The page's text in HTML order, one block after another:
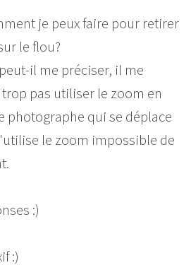
je peux faire pour retirer
le flou?
il me préciser, il me
pas utiliser le zoom en
photographe qui se déplace
le zoom impossible de
:)
:)